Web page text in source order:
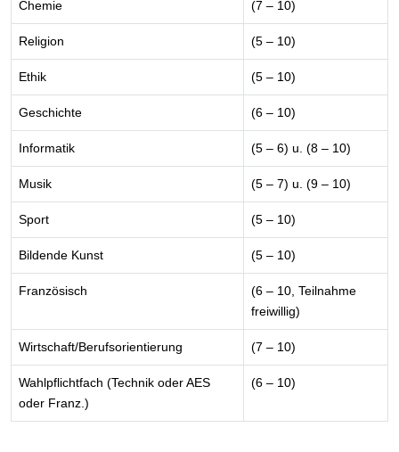
Chemie (7 – 10)
Religion (5 – 10)
Ethik (5 – 10)
Geschichte (6 – 10)
Informatik (5 – 6) u. (8 – 10)
Musik (5 – 7) u. (9 – 10)
Sport (5 – 10)
Bildende Kunst (5 – 10)
Französisch
(6 – 10, Teilnahme
freiwillig)
Wirtschaft/Berufsorientierung (7 – 10)
Wahlpflichtfach (Technik oder AES
oder Franz.)
(6 – 10)